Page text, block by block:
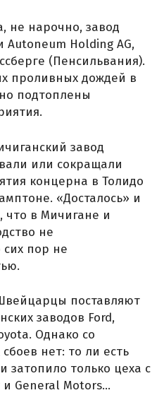
не нарочно, завод
Holding AG,
(Пенсильвания).
проливных дождей в
подтоплены
завод
или сокращали
концерна в Толидо
«Досталось» и
что в Мичигане и
не
сих пор не
поставляют
заводов Ford,
Однако со
нет: то ли есть
затопило только цеха с
General Motors…